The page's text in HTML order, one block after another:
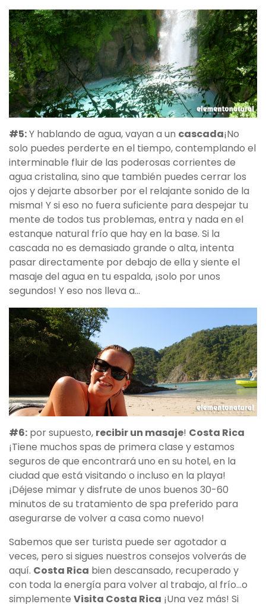
#5:Y hablando de agua, vayan a un cascada¡No
solo puedes perderte en el tiempo, contemplando el
interminable fluir de las poderosas corrientes de
agua cristalina, sino que también puedes cerrar los
ojos y dejarte absorber por el relajante sonido de la
misma! Y si eso no fuera suficiente para despejar tu
mente de todos tus problemas, entra y nada en el
estanque natural frío que hay en la base. Si la
cascada no es demasiado grande o alta, intenta
pasar directamente por debajo de ella y siente el
masaje del agua en tu espalda, ¡solo por unos
segundos! Y eso nos lleva a…
#6: por supuesto, recibir un masaje! Costa Rica
¡Tiene muchos spas de primera clase y estamos
seguros de que encontrará uno en su hotel, en la
ciudad que está visitando o incluso en la playa!
¡Déjese mimar y disfrute de unos buenos 30-60
minutos de su tratamiento de spa preferido para
asegurarse de volver a casa como nuevo!
Sabemos que ser turista puede ser agotador a
veces, pero si sigues nuestros consejos volverás de
aquí. Costa Rica bien descansado, recuperado y
con toda la energía para volver al trabajo, al frío…o
simplemente Visita Costa Rica ¡Una vez más! Si